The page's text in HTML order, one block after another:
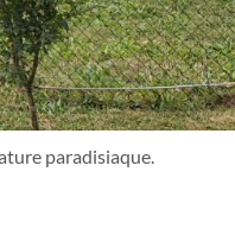
paradisiaque.